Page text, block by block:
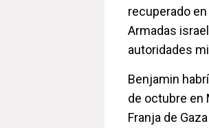
recuperado
Armadas
autoridades
Benjamin
de octubre en
Franja de